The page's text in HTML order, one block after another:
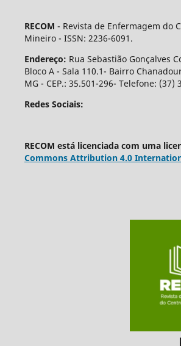
RECOM - Revista de Enfermagem do
Mineiro - ISSN: 2236-6091.
Endereço: Rua Sebastião Gonçalves
Bloco A - Sala 110.1- Bairro
MG - CEP.: 35.501-296- Telefone: (37)
Redes Sociais:
RECOM está licenciada com uma
Commons Attribution 4.0